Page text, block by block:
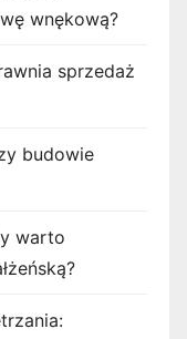
wnękową?
sprzedaż
budowie
warto